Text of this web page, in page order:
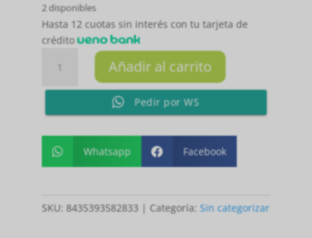
2 disponibles
Hasta 12 cuotas sin interés con tu tarjeta de
crédito
KIARA
FUCSIA
cantidad
Añadir al carrito
Pedir por WS
 Whatsapp  Facebook
SKU: 8435393582833 Categoría: Sin categorizar